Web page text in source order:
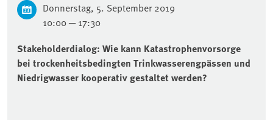
Donnerstag, 5. September 2019
10:00 — 17:30
Stakeholderdialog: Wie kann Katastrophenvorsorge
bei trockenheitsbedingten Trinkwasserengpässen und
Niedrigwasser kooperativ gestaltet werden?